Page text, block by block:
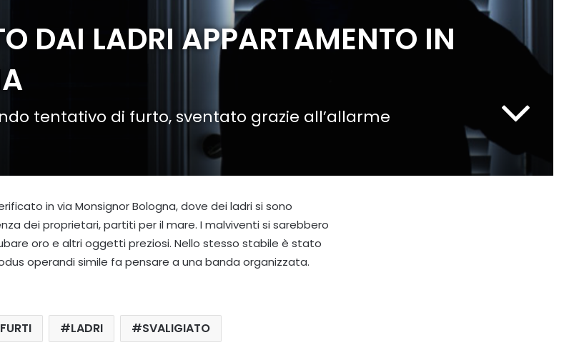
DAI LADRI APPARTAMENTO IN
tentativo di furto, sventato grazie all’allarme
in via Monsignor Bologna, dove dei ladri si sono
dei proprietari, partiti per il mare. I malviventi si sarebbero
oro e altri oggetti preziosi. Nello stesso stabile è stato
operandi simile fa pensare a una banda organizzata.
FURTI LADRI SVALIGIATO